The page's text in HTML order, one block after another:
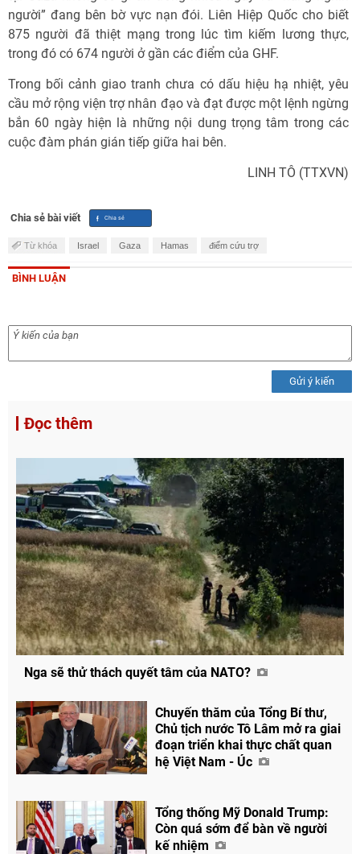
người” đang bên bờ vực nạn đói. Liên Hiệp Quốc cho biết
875 người đã thiệt mạng trong lúc tìm kiếm lương thực,
trong đó có 674 người ở gần các điểm của GHF.
Trong bối cảnh giao tranh chưa có dấu hiệu hạ nhiệt, yêu
cầu mở rộng viện trợ nhân đạo và đạt được một lệnh ngừng
bắn 60 ngày hiện là những nội dung trọng tâm trong các
cuộc đàm phán gián tiếp giữa hai bên.
LINH TÔ (TTXVN)
Chia sẻ bài viết
Từ khóa Israel Gaza Hamas điểm cứu trợ
BÌNH LUẬN
Gửi ý kiến
Đọc thêm
Nga sẽ thử thách quyết tâm của NATO?
Chuyến thăm của Tổng Bí thư,
Chủ tịch nước Tô Lâm mở ra giai
đoạn triển khai thực chất quan
hệ Việt Nam - Úc
Tổng thống Mỹ Donald Trump:
Còn quá sớm để bàn về người
kế nhiệm